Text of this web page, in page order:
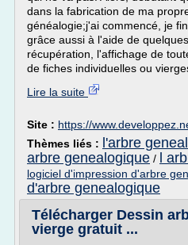
dans la fabrication de ma
généalogie;j'ai commencé, je
grâce aussi à l'aide de
récupération, l'affichage de
de fiches individuelles ou
Lire la suite
Site : https://
Thèmes liés :
l'arbre
arbre genealogique / l
logiciel d'impression d'arbre
d'arbre genealogique
Télécharger Dessin
vierge gratuit ...